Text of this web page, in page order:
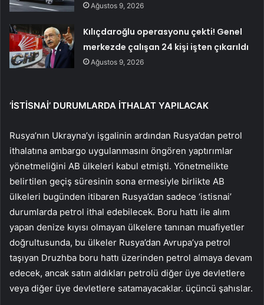
Ağustos 9, 2026
Kılıçdaroğlu operasyonu çekti! Genel
merkezde çalışan 24 kişi işten çıkarıldı
Ağustos 9, 2026
‘İSTİSNAİ’ DURUMLARDA İTHALAT YAPILACAK
Rusya’nın Ukrayna’yı işgalinin ardından Rusya’dan petrol
ithalatına ambargo uygulanmasını öngören yaptırımlar
yönetmeliğini AB ülkeleri kabul etmişti. Yönetmelikte
belirtilen geçiş süresinin sona ermesiyle birlikte AB
ülkeleri bugünden itibaren Rusya’dan sadece ‘istisnai’
durumlarda petrol ithal edebilecek. Boru hattı ile alım
yapan denize kıyısı olmayan ülkelere tanınan muafiyetler
doğrultusunda, bu ülkeler Rusya’dan Avrupa’ya petrol
taşıyan Druzhba boru hattı üzerinden petrol almaya devam
edecek, ancak satın aldıkları petrolü diğer üye devletlere
veya diğer üye devletlere satamayacaklar. üçüncü şahıslar.